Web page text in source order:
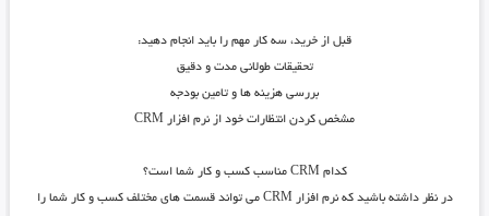
قبل از خرید، سه کار مهم را باید انجام دهید:
تحقیقات طولانی مدت و دقیق
بررسی هزینه ها و تامین بودجه
مشخص کردن انتظارات خود از نرم افزار CRM
کدام CRM مناسب کسب و کار شما است؟
در نظر داشته باشید که نرم افزار CRM می تواند قسمت های مختلف کسب و کار شما را